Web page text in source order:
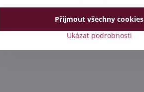
Ukázat podrobnosti
Přijmout všechny cookies